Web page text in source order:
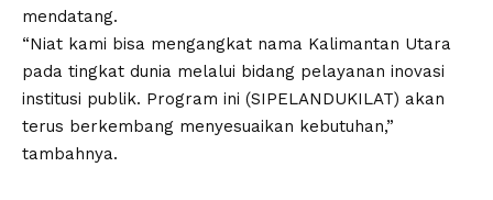
mendatang.
“Niat kami bisa mengangkat nama Kalimantan Utara
pada tingkat dunia melalui bidang pelayanan inovasi
institusi publik. Program ini (SIPELANDUKILAT) akan
terus berkembang menyesuaikan kebutuhan,”
tambahnya.